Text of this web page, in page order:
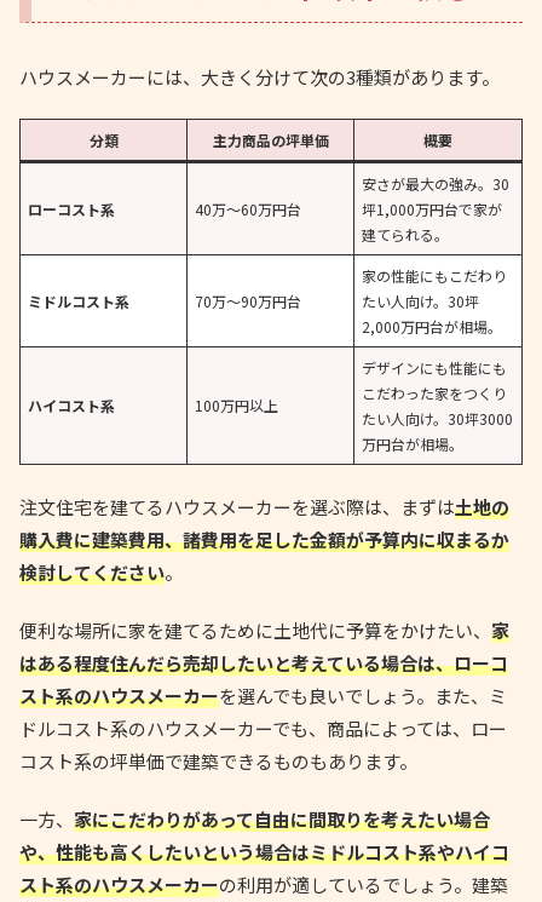
ハウスメーカーには、大きく分けて次の3種類があります。
分類 主力商品の坪単価 概要
ローコスト系 40万〜60万円台
安さが最大の強み。30
坪1,000万円台で家が
建てられる。
ミドルコスト系 70万〜90万円台
家の性能にもこだわり
たい人向け。30坪
2,000万円台が相場。
ハイコスト系 100万円以上
デザインにも性能にも
こだわった家をつくり
たい人向け。30坪3000
万円台が相場。
注文住宅を建てるハウスメーカーを選ぶ際は、まずは土地の
購入費に建築費用、諸費用を足した金額が予算内に収まるか
検討してください。
便利な場所に家を建てるために土地代に予算をかけたい、 家
はある程度住んだら売却したいと考えている場合は、ローコ
スト系のハウスメーカーを選んでも良いでしょう。また、ミ
ドルコスト系のハウスメーカーでも、商品によっては、ロー
コスト系の坪単価で建築できるものもあります。
一方、 家にこだわりがあって自由に間取りを考えたい場合
や、性能も高くしたいという場合はミドルコスト系やハイコ
スト系のハウスメーカーの利用が適しているでしょう。建築